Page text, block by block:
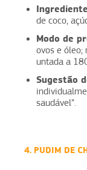
de coco,
Modo de
ovos e óleo;
untada a
Sugestão
saudável”.
4. PUDIM DE